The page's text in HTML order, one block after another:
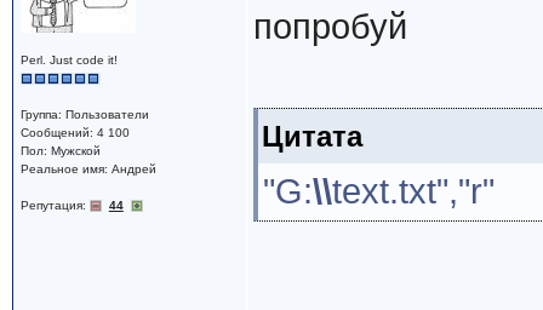
Perl. Just code it!
Группа: Пользователи
Сообщений: 4 100
Пол: Мужской
Реальное имя: Андрей
Репутация: 44
попробуй
Цитата
"G:\\text.txt","r"